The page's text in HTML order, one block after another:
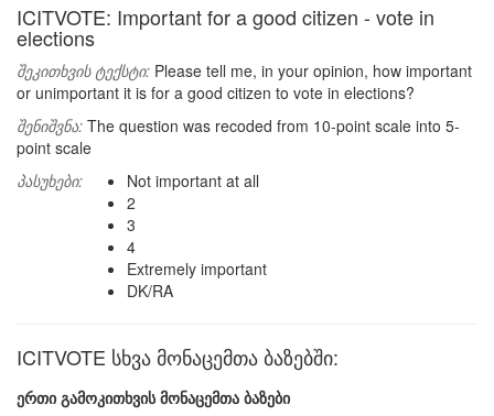
ICITVOTE: Important for a good citizen - vote in
elections
შეკითხვის ტექსტი: Please tell me, in your opinion, how important
or unimportant it is for a good citizen to vote in elections?
შენიშვნა: The question was recoded from 10-point scale into 5-
point scale
პასუხები:
Not important at all
2
3
4
Extremely important
DK/RA
ICITVOTE სხვა მონაცემთა ბაზებში:
ერთი გამოკითხვის მონაცემთა ბაზები